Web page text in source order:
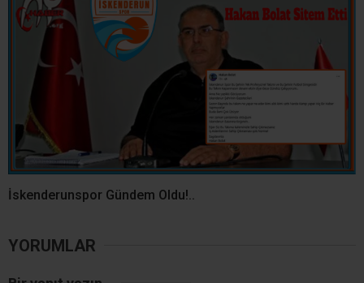
İskenderunspor Gündem Oldu!..
YORUMLAR